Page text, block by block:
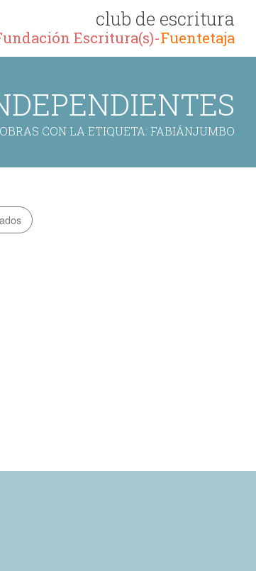
club de escritura
Escritura(s)-Fuentetaja
OBRAS CON LA ETIQUETA: FABIÁNJUMBO